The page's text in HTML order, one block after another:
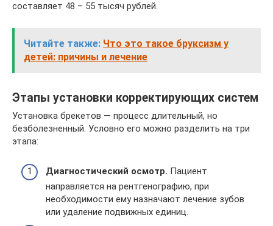
составляет 48 – 55 тысяч рублей.
Читайте также: Что это такое бруксизм у
детей: причины и лечение
Этапы установки корректирующих систем
Установка брекетов — процесс длительный, но
безболезненный. Условно его можно разделить на три
этапа:
Диагностический осмотр. Пациент
направляется на рентгенографию, при
необходимости ему назначают лечение зубов
или удаление подвижных единиц.